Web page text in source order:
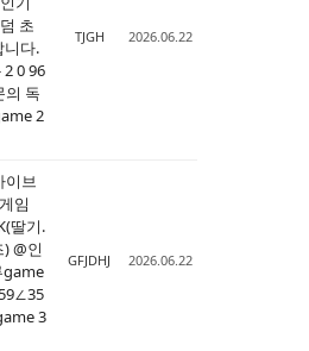
초
니다.
2 0 96
의 독
2
TJGH 2026.06.22
브
임
딸기.
@인
game
3
GFJDHJ 2026.06.22
스케치북5
스케치북5